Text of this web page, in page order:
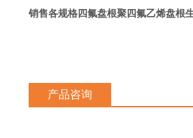
销售各规格四氟盘根聚四氟乙烯盘根
产品咨询